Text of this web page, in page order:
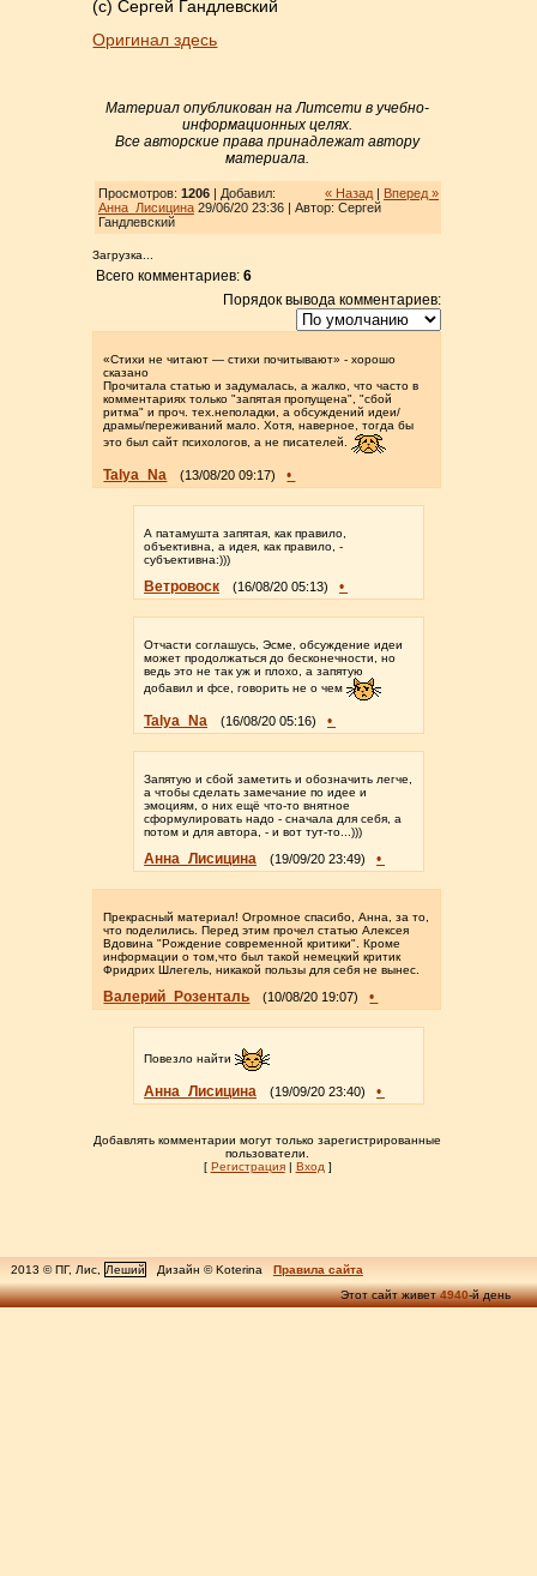
(с) Сергей Гандлевский
Оригинал здесь
Материал опубликован на Литсети в учебно-
информационных целях.
Все авторские права принадлежат автору
материала.
« Назад | Вперед »
Просмотров: 1206| Добавил:
Анна_Лисицина29/06/20 23:36 | Автор: Сергей
Гандлевский
Загрузка...
Всего комментариев:6
Порядок вывода комментариев:
«Стихи не читают — стихи почитывают» - хорошо
сказано
Прочитала статью и задумалась, а жалко, что часто в
комментариях только "запятая пропущена", "сбой
ритма" и проч. тех.неполадки, а обсуждений идеи/
драмы/переживаний мало. Хотя, наверное, тогда бы
это был сайт психологов, а не писателей.
Talya_Na (13/08/20 09:17) •
А патамушта запятая, как правило,
объективна, а идея, как правило, -
субъективна:)))
Ветровоск (16/08/20 05:13) •
Отчасти соглашусь, Эсме, обсуждение идеи
может продолжаться до бесконечности, но
ведь это не так уж и плохо, а запятую
добавил и фсе, говорить не о чем
Talya_Na (16/08/20 05:16) •
Запятую и сбой заметить и обозначить легче,
а чтобы сделать замечание по идее и
эмоциям, о них ещё что-то внятное
сформулировать надо - сначала для себя, а
потом и для автора, - и вот тут-то...)))
Анна_Лисицина (19/09/20 23:49) •
Прекрасный материал! Огромное спасибо, Анна, за то,
что поделились. Перед этим прочел статью Алексея
Вдовина "Рождение современной критики". Кроме
информации о том,что был такой немецкий критик
Фридрих Шлегель, никакой пользы для себя не вынес.
Валерий_Розенталь (10/08/20 19:07) •
Повезло найти
Анна_Лисицина (19/09/20 23:40) •
Добавлять комментарии могут только зарегистрированные
пользователи.
[ Регистрация| Вход ]
2013 © ПГ, Лис, Леший Дизайн © Koterina
Правила сайта
Этот сайт живет4940-й день